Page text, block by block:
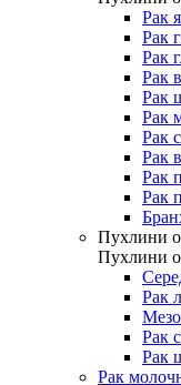
Рак
Рак
Рак
Рак
Рак
Рак
Рак
Рак
Рак
Рак
Пухлини
Пухлини
Рак
Рак
Рак
Рак